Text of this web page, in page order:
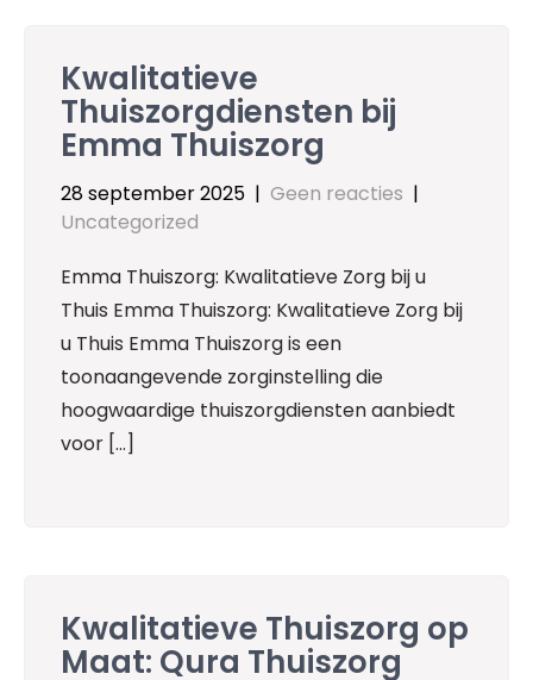
Kwalitatieve
Thuiszorgdiensten bij
Emma Thuiszorg
28 september 2025 | Geen reacties |
Uncategorized
Emma Thuiszorg: Kwalitatieve Zorg bij u
Thuis Emma Thuiszorg: Kwalitatieve Zorg bij
u Thuis Emma Thuiszorg is een
toonaangevende zorginstelling die
hoogwaardige thuiszorgdiensten aanbiedt
voor […]
Kwalitatieve Thuiszorg op
Maat: Qura Thuiszorg